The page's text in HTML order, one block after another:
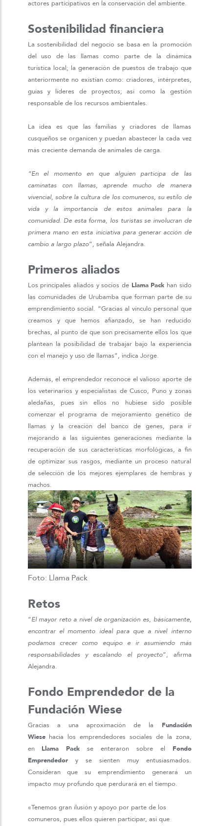
actores participativos en la conservación del ambiente.
Sostenibilidad financiera
La sostenibilidad del negocio se basa en la promoción
del uso de las llamas como parte de la dinámica
turística local; la generación de puestos de trabajo que
anteriormente no existían como: criadores, intérpretes,
guías y líderes de proyectos; así como la gestión
responsable de los recursos ambientales.
La idea es que las familias y criadores de llamas
cusqueños se organicen y puedan abastecer la cada vez
más creciente demanda de animales de carga.
“En el momento en que alguien participa de las
caminatas con llamas, aprende mucho de manera
vivencial, sobre la cultura de los comuneros, su estilo de
vida y la importancia de estos animales para la
comunidad. De esta forma, los turistas se involucran de
primera mano en esta iniciativa para generar acción de
cambio a largo plazo”, señala Alejandra.
Primeros aliados
Los principales aliados y socios de Llama Pack han sido
las comunidades de Urubamba que forman parte de su
emprendimiento social. “Gracias al vínculo personal que
creamos y que hemos afianzado, se han reducido
brechas, al punto de que son precisamente ellos los que
plantean la posibilidad de trabajar bajo la experiencia
con el manejo y uso de llamas”, indica Jorge.
Además, el emprendedor reconoce el valioso aporte de
los veterinarios y especialistas de Cusco, Puno y zonas
aledañas, pues sin ellos no hubiese sido posible
comenzar el programa de mejoramiento genético de
llamas y la creación del banco de genes, para ir
mejorando a las siguientes generaciones mediante la
recuperación de sus características morfológicas, a fin
de optimizar sus rasgos, mediante un proceso natural
de selección de los mejores ejemplares de hembras y
machos.
Foto: Llama Pack
Retos
“El mayor reto a nivel de organización es, básicamente,
encontrar el momento ideal para que a nivel interno
podamos crecer como equipo e ir asumiendo más
responsabilidades y escalando el proyecto”, afirma
Alejandra.
Fondo Emprendedor de la
Fundación Wiese
Gracias a una aproximación de la Fundación
Wiesehacia los emprendedores sociales de la zona,
en Llama Pack se enteraron sobre el Fondo
Emprendedory se sienten muy entusiasmados.
Consideran que su emprendimiento generará un
impacto muy profundo que perdurará en el tiempo.
«Tenemos gran ilusión y apoyo por parte de los
comuneros, pues ellos quieren participar, así que